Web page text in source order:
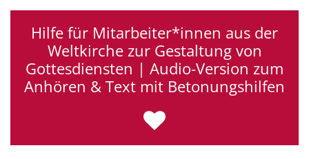
Hilfe für Mitarbeiter*innen aus der
Weltkirche zur Gestaltung von
Gottesdiensten | Audio-Version zum
Anhören & Text mit Betonungshilfen